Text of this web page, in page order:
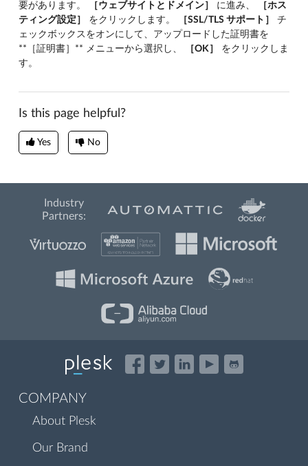
要があります。
［ウェブサイトとドメイン］ に進み、
［ホス
ティング設定］
をクリックします。 ［SSL/TLS サポート］
チ
ェックボックスをオンにして、アップロードした証明書を
**［証明書］** メニューから選択し、
［OK］
をクリックしま
す。
Is this page helpful?
Yes No
Industry
Partners:
COMPANY
About Plesk
Our Brand